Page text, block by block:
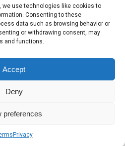
we use technologies like cookies to
Consenting to these
data such as browsing behavior or
or withdrawing consent, may
and functions.
Accept
Deny
preferences
Privacy
Términos